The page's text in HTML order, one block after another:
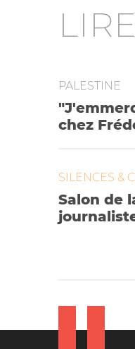
PALESTINE
chez
SILENCES &
Salon de